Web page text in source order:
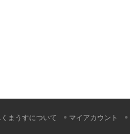
まうすについて マイアカウント